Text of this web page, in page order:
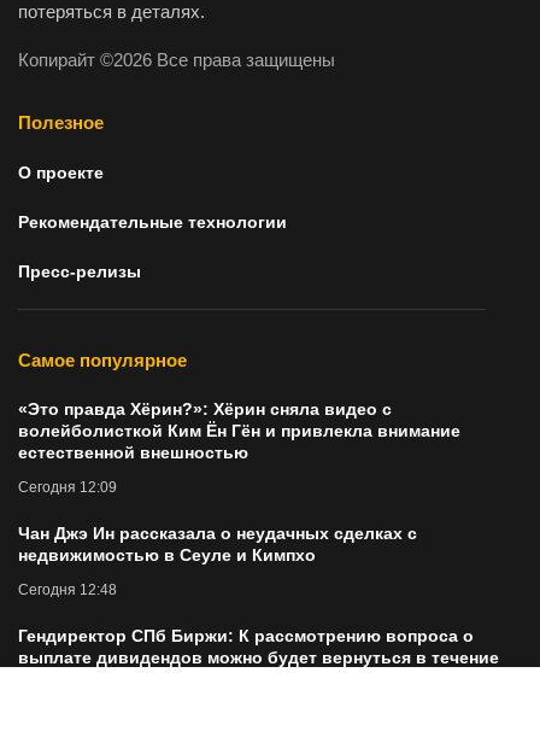
потеряться в деталях.
Копирайт ©2026 Все права защищены
Полезное
О проекте
Рекомендательные технологии
Пресс-релизы
Самое популярное
«Это правда Хёрин?»: Хёрин сняла видео с
волейболисткой Ким Ён Гён и привлекла внимание
естественной внешностью
Сегодня 12:09
Чан Джэ Ин рассказала о неудачных сделках с
недвижимостью в Сеуле и Кимпхо
Сегодня 12:48
Гендиректор СПб Биржи: К рассмотрению вопроса о
выплате дивидендов можно будет вернуться в течение